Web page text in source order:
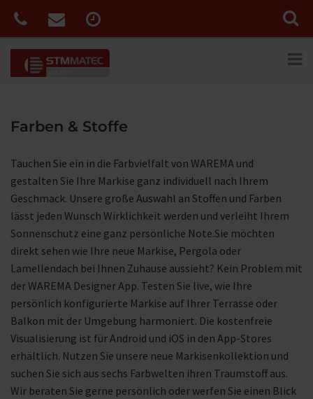
Farben & Stoffe
Tauchen Sie ein in die Farbvielfalt von WAREMA und
gestalten Sie Ihre Markise ganz individuell nach Ihrem
Geschmack. Unsere große Auswahl an Stoffen und Farben
lässt jeden Wunsch Wirklichkeit werden und verleiht Ihrem
Sonnenschutz eine ganz persönliche Note.Sie möchten
direkt sehen wie Ihre neue Markise, Pergola oder
Lamellendach bei Ihnen Zuhause aussieht? Kein Problem mit
der WAREMA Designer App. Testen Sie live, wie Ihre
persönlich konfigurierte Markise auf Ihrer Terrasse oder
Balkon mit der Umgebung harmoniert. Die kostenfreie
Visualisierung ist für Android und iOS in den App-Stores
erhältlich. Nutzen Sie unsere neue Markisenkollektion und
suchen Sie sich aus sechs Farbwelten ihren Traumstoff aus.
Wir beraten Sie gerne persönlich oder werfen Sie einen Blick